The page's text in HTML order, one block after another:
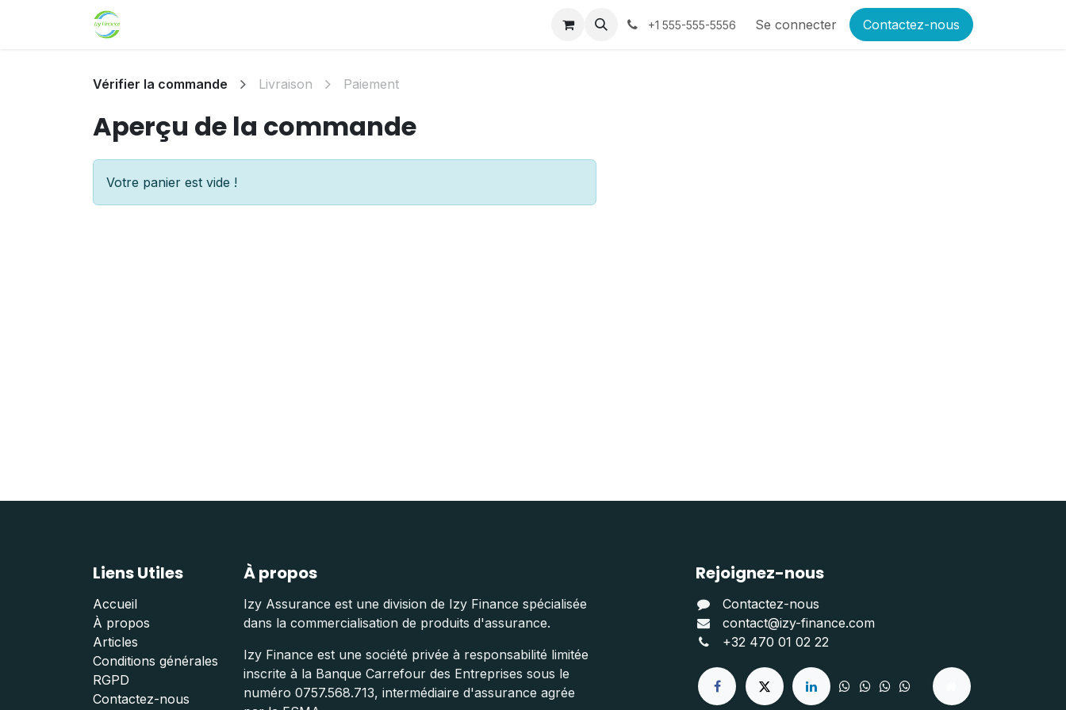
Se rendre au contenu
+1 555-555-5556 Se connecter Contactez-nous
Vérifier la commande Livraison Paiement
Aperçu de la commande
Votre panier est vide !
Liens Utiles
Accueil
À propos
Articles
Conditions générales
RGPD
Contactez-nous
À propos
Izy Assurance est une division de Izy Finance spécialisée
dans la commercialisation de produits d'assurance.
Izy Finance est une société privée à responsabilité limitée
inscrite à la Banque Carrefour des Entreprises sous le
numéro 0757.568.713, intermédiaire d'assurance agrée
Rejoignez-nous
Contactez-nous
contact@izy-finance.com
+32 470 01 02 22